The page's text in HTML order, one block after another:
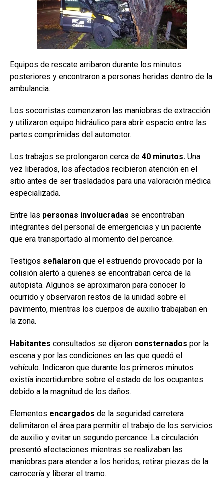
Equipos de rescate arribaron durante los minutos
posteriores y encontraron a personas heridas dentro de la
ambulancia.
Los socorristas comenzaron las maniobras de extracción
y utilizaron equipo hidráulico para abrir espacio entre las
partes comprimidas del automotor.
Los trabajos se prolongaron cerca de 40 minutos. Una
vez liberados, los afectados recibieron atención en el
sitio antes de ser trasladados para una valoración médica
especializada.
Entre las personas involucradas se encontraban
integrantes del personal de emergencias y un paciente
que era transportado al momento del percance.
Testigos señalaron que el estruendo provocado por la
colisión alertó a quienes se encontraban cerca de la
autopista. Algunos se aproximaron para conocer lo
ocurrido y observaron restos de la unidad sobre el
pavimento, mientras los cuerpos de auxilio trabajaban en
la zona.
Habitantes consultados se dijeron consternados por la
escena y por las condiciones en las que quedó el
vehículo. Indicaron que durante los primeros minutos
existía incertidumbre sobre el estado de los ocupantes
debido a la magnitud de los daños.
Elementos encargados de la seguridad carretera
delimitaron el área para permitir el trabajo de los servicios
de auxilio y evitar un segundo percance. La circulación
presentó afectaciones mientras se realizaban las
maniobras para atender a los heridos, retirar piezas de la
carrocería y liberar el tramo.